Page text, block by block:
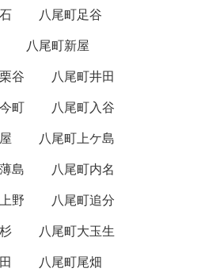
八尾町足谷
八尾町新屋
谷
八尾町井田
町
八尾町入谷
八尾町上ケ島
島
八尾町内名
野
八尾町追分
八尾町大玉生
八尾町尾畑